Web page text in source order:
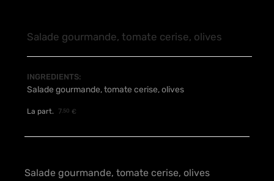
Salade gourmande, tomate cerise, olives
INGREDIENTS:
Salade gourmande, tomate cerise, olives
La part. 7,50 €
Salade gourmande, tomate cerise, olives